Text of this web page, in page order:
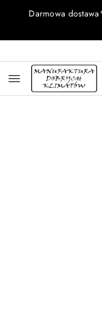
Przejdź do
Przejdź do
Przejdź do
Przejdź do
Przejdź do
Przejdź do
Darmowa